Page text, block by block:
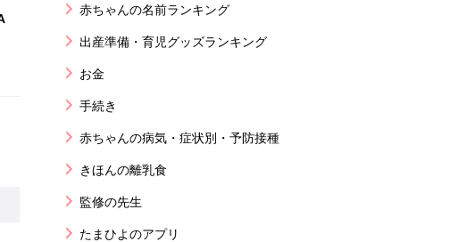
赤ちゃんの名前ランキング
出産準備・育児グッズランキング
お金
手続き
赤ちゃんの病気・症状別・予防接種
きほんの離乳食
監修の先生
たまひよのアプリ